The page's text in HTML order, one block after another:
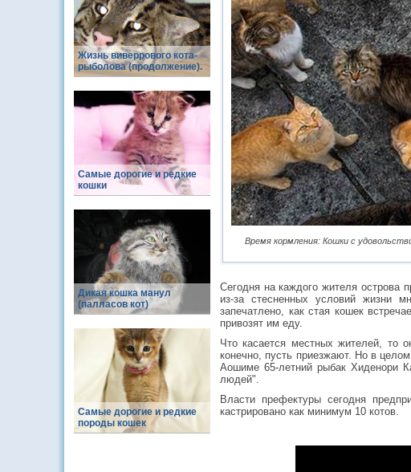
Жизнь виверрового кота-
рыболова (продолжение).
Самые дорогие и редкие
кошки
Дикая кошка манул
(палласов кот)
Самые дорогие и редкие
породы кошек
Время кормления: Кошки с
Сегодня на каждого жителя острова
из-за стесненных условий жизни
запечатлено, как стая кошек
привозят им еду.
Что касается местных жителей, то
конечно, пусть приезжают. Но в
Аошиме 65-летний рыбак Хиденори
людей".
Власти префектуры сегодня
кастрировано как минимум 10 котов.